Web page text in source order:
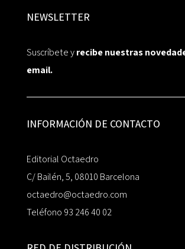
NEWSLETTER
Suscríbete yrecibe nuestras
email.
INFORMACIÓN DE CONTACTO
Editorial Octaedro
C/ Bailén, 5, 08010 Barcelona
octaedro@octaedro.com
Teléfono 93 246 40 02